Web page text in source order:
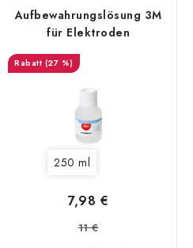
e
P
r
t
o
r
Aufbewahrungslösung 3M
für Elektroden
(27 %)
250 ml
7,98 €
11 €